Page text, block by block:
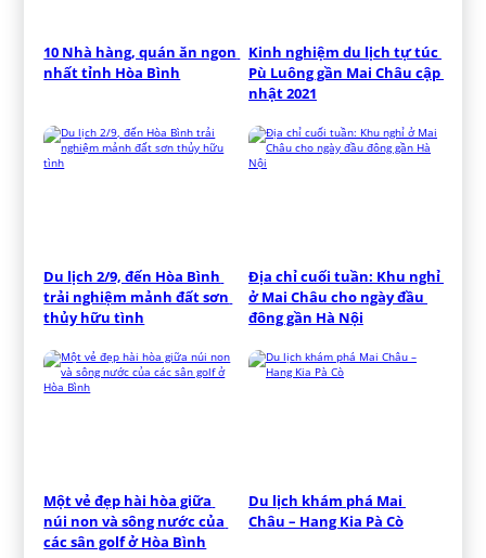
10 Nhà hàng, quán ăn ngon
nhất tỉnh Hòa Bình
Kinh nghiệm du lịch tự túc
Pù Luông gần Mai Châu cập
nhật 2021
Du lịch 2/9, đến Hòa Bình
trải nghiệm mảnh đất sơn
thủy hữu tình
Địa chỉ cuối tuần: Khu nghỉ
ở Mai Châu cho ngày đầu
đông gần Hà Nội
Một vẻ đẹp hài hòa giữa
núi non và sông nước của
các sân golf ở Hòa Bình
Du lịch khám phá Mai
Châu – Hang Kia Pà Cò